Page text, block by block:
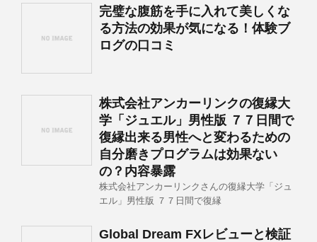
完璧な腹筋を手に入れて美しくな
る方法の効果が気になる！体験ブ
ログの口コミ
株式会社アンカーリンクの復縁大
学「ジュエル」男性版 ７７日間で
復縁出来る男性へと変わるための
自分磨きプログラムは効果ない
の？内容暴露
株式会社アンカーリンクさんの復縁大学「ジュ
エル」男性版 ７７日間で復縁
Global Dream FXレビューと検証